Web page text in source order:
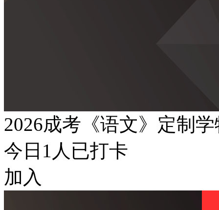
2026成考《语文》定制
今日 1 人已打卡
加入